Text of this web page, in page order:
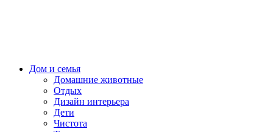
Дом и семья
Домашние животные
Отдых
Дизайн интерьера
Дети
Чистота